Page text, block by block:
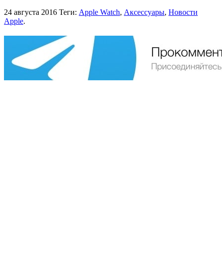
24 августа 2016 Теги: Apple Watch, Аксессуары, Новости
Apple.